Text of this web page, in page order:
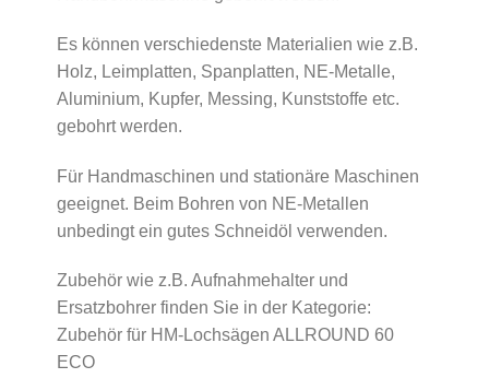
Es können verschiedenste Materialien wie z.B.
Holz, Leimplatten, Spanplatten, NE-Metalle,
Aluminium, Kupfer, Messing, Kunststoffe etc.
gebohrt werden.
Für Handmaschinen und stationäre Maschinen
geeignet. Beim Bohren von NE-Metallen
unbedingt ein gutes Schneidöl verwenden.
Zubehör wie z.B. Aufnahmehalter und
Ersatzbohrer finden Sie in der Kategorie:
Zubehör für HM-Lochsägen ALLROUND 60
ECO